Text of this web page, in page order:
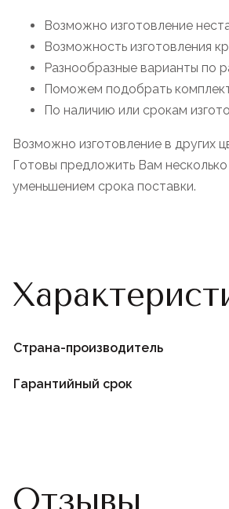
Возможно изготовление
Возможность изготовления
Разнообразные варианты по
Поможем подобрать
По наличию или срокам
Возможно изготовление в других
Готовы предложить Вам
уменьшением срока поставки.
Страна-производитель
Гарантийный срок
Отзывы